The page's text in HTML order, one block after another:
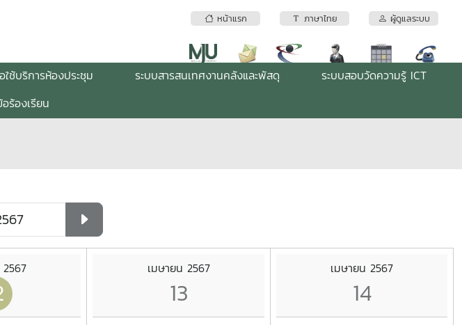
หน้าแรก ภาษาไทย ผู้ดูแลระบบ
ใช้บริการห้องประชุม ระบบสารสนเทศงานคลังและพัสดุ
ระบบสอบวัดความรู้ ICT
ร้องเรียน
เมษายน 2567
13
เมษายน 2567
14